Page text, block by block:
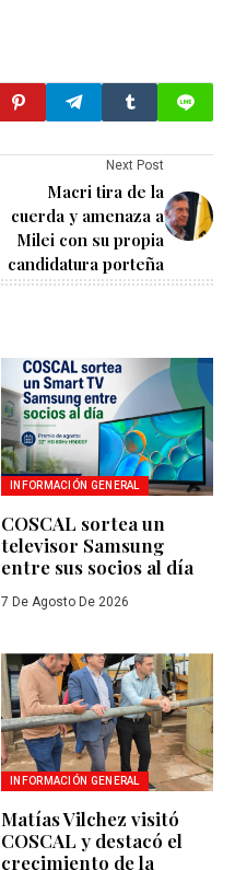
Next Post
Macri tira de la
cuerda y amenaza a
Milei con su propia
candidatura porteña
INFORMACIÓN GENERAL
COSCAL sortea un
televisor Samsung
entre sus socios al día
7 De Agosto De 2026
INFORMACIÓN GENERAL
Matías Vilchez visitó
COSCAL y destacó el
crecimiento de la